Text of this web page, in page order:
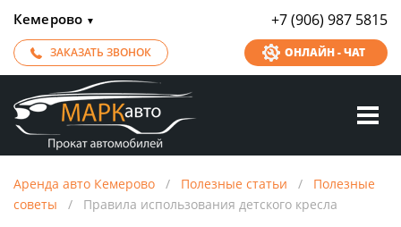
Кемерово ▼ +7 (906) 987 5815
ЗАКАЗАТЬ ЗВОНОК ОНЛАЙН - ЧАТ
Аренда авто Кемерово / Полезные статьи / Полезные
советы / Правила использования детского кресла